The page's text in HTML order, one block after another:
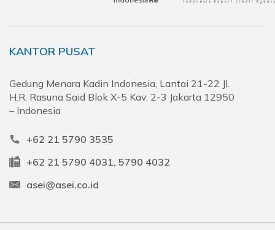
KANTOR PUSAT
Gedung Menara Kadin Indonesia, Lantai 21-22 Jl.
H.R. Rasuna Said Blok X-5 Kav. 2-3 Jakarta 12950
– Indonesia
+62 21 5790 3535
+62 21 5790 4031, 5790 4032
asei@asei.co.id